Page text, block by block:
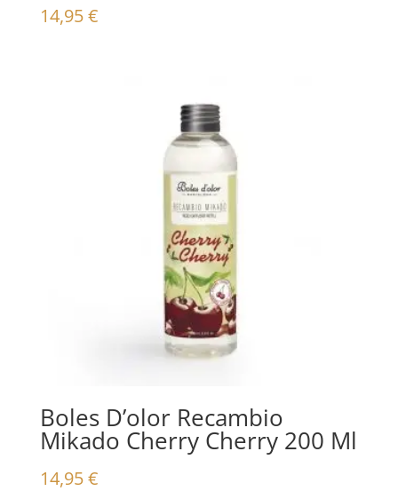
14,95€
Boles D’olor Recambio
Mikado Cherry Cherry 200 Ml
14,95€